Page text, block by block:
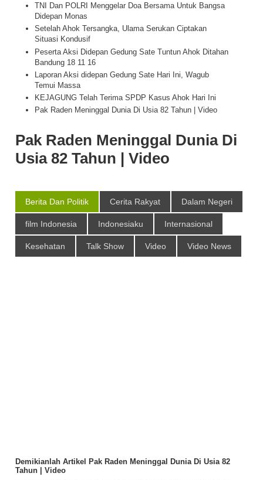
TNI Dan POLRI Menggelar Doa Bersama Untuk Bangsa
Didepan Monas
Setelah Ahok Tersangka, Ulama Serukan Ciptakan
Situasi Kondusif
Peserta Aksi Didepan Gedung Sate Tuntun Ahok Ditahan
Bandung 18 11 16
Laporan Aksi didepan Gedung Sate Hari Ini, Wagub
Temui Massa
KEJAGUNG Telah Terima SPDP Kasus Ahok Hari Ini
Pak Raden Meninggal Dunia Di Usia 82 Tahun | Video
Pak Raden Meninggal Dunia Di
Usia 82 Tahun | Video
Berita Dan Politik Cerita Rakyat Dalam Negeri
film Indonesia Indonesiaku Internasional
Kesehatan Talk Show Video Video News
Demikianlah Artikel Pak Raden Meninggal Dunia Di Usia 82
Tahun | Video